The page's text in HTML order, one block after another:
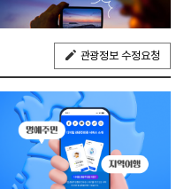
관광정보 수정요청